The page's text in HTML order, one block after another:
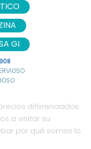
GI
diferenciados
a visitar su
por qué somos lo